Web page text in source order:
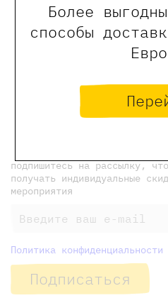
Более
способы
← Предыдущая новость
новости Самоката
Следующая новость →
подпишитесь на рассылку,
получать индивидуальные
мероприятия
Политика конфиденциальности
Подписаться